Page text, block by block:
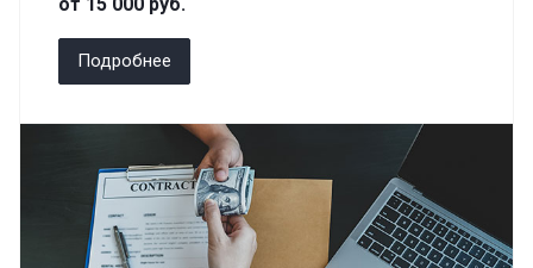
Подробнее